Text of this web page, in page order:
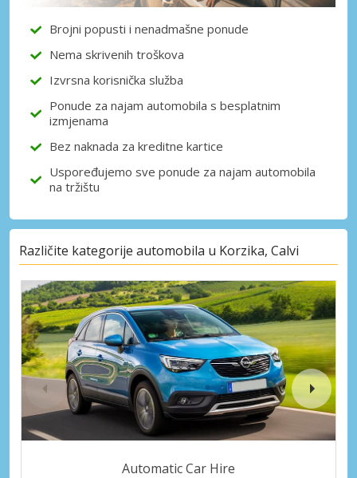
Brojni popusti i nenadmašne ponude
Nema skrivenih troškova
Izvrsna korisnička služba
Ponude za najam automobila s besplatnim
izmjenama
Bez naknada za kreditne kartice
Uspoređujemo sve ponude za najam automobila
na tržištu
Različite kategorije automobila u Korzika, Calvi
Automatic Car Hire